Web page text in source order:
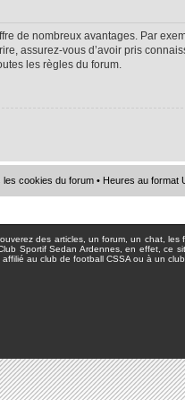
de nombreux avantages. Par
assurez-vous d’avoir pris
les règles du forum.
les cookies du forum • Heures au format
des articles, un forum, un chat, les
Sportif Sedan Ardennes, en effet, ce
au club de football CSSA ou à un